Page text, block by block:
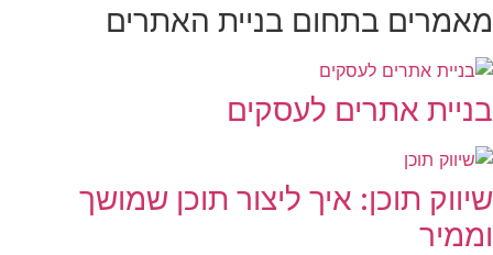
מאמרים בתחום בניית האתרים
בניית אתרים לעסקים
שיווק תוכן: איך ליצור תוכן שמושך
וממיר